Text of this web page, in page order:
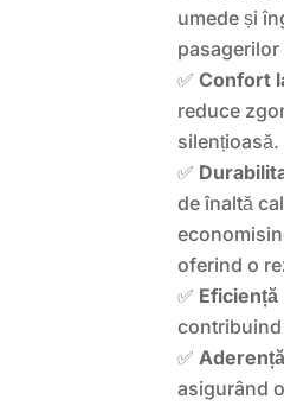
umede și
pasagerilor
✅Confort
reduce
silențioasă.
✅
de înaltă
oferind o
✅
✅
asigurând